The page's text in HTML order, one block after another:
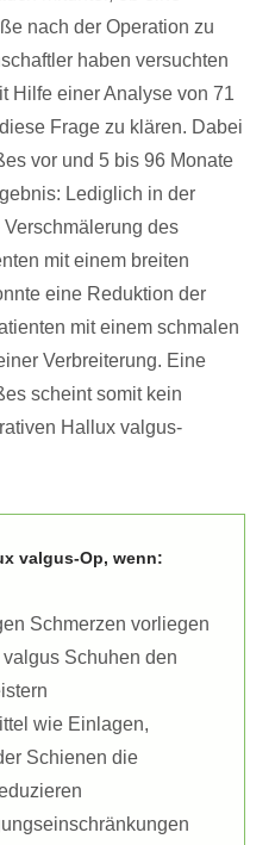
nach der Operation zu
haben versuchten
Hilfe einer Analyse von 71
Frage zu klären. Dabei
vor und 5 bis 96 Monate
Lediglich in der
des
mit einem breiten
eine Reduktion der
mit einem schmalen
Verbreiterung. Eine
scheint somit kein
Hallux valgus-
valgus-Op, wenn:
Schmerzen vorliegen
Schuhen den
wie Einlagen,
Schienen die